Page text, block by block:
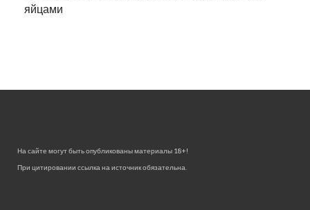
яйцами
На сайте могут быть опубликованы материалы 18+!
При цитировании ссылка на источник обязательна.